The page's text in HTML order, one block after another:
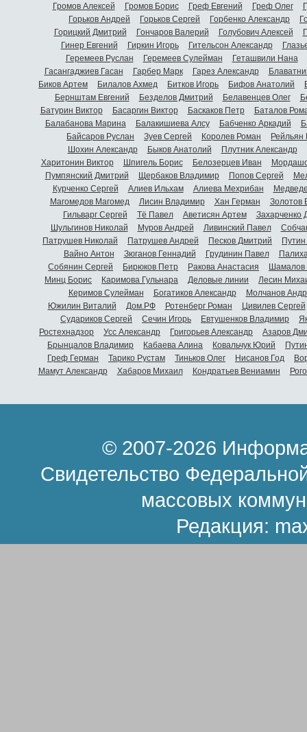
Громов Алексей
Громов Борис Греф Евгений Греф Олег
Горьков Андрей
Горьков Сергей Горбенко Александр
Горицкий Дмитрий
Гончаров Валерий Голубович Алексей
Гинер Евгений
Гиркин Игорь Гительсон Александр
Геремеев Руслан
Геремеев Сулейман
Геташвили Нана
Гасангаджиев Гасан
Гарбер Марк Гарез Александр
Биков Артем
Билалов Ахмед Битков Игорь Бифов Анатолий
Бернштам Евгений
Безделов Дмитрий Белавенцев Олег
Батурин Виктор
Басаргин Виктор Баскаков Петр
Баталов
Балабанова Марина
Балакишиева Алсу Бабченко Аркадий
Байсаров Руслан
Зуев Сергей Королев Роман
Шохин Александр
Быков Анатолий Плутник Александр
Харитонин Виктор
Шпигель Борис Белозерцев Иван
Пумпянский Дмитрий
Щербаков Владимир Попов Сергей
Курченко Сергей
Алиев Ильхам Алиева Мехрибан
Магомедов Магомед
Лисин Владимир Хан Герман
Золотов
Гильварг Сергей
Тё Павел Аветисян Артем
Захарченко
Шульгинов Николай
Муров Андрей Ливинский Павел
Патрушев Николай
Патрушев Андрей Песков Дмитрий
Вайно Антон
Зюганов Геннадий Грудинин Павел
Собянин Сергей
Бирюков Петр Ракова Анастасия
Шамалов
Минц Борис
Каримова Гульнара Деловые линии
Лесин
Керимов Сулейман
Богатиков Александр
Молчанов
Южилин Виталий
Дом.РФ Ротенберг Роман
Цивилев Сергей
Судариков Сергей
Сечин Игорь Евтушенков Владимир
Ростехнадзор
Усс Александр Григорьев Александр
Азаров
Брынцалов Владимир
Кабаева Алина Ковальчук Юрий
Греф Герман
Тарико Рустам Тиньков Олег Нисанов Год
Мамут Александр
Хабаров Михаил Кондратьев Вениамин
© 2007-2026
Свидетельство
массовых
Редакция: